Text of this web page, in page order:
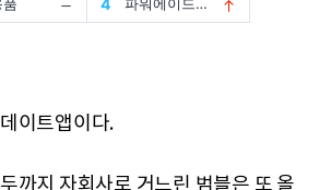
이트앱이다.
까지 자회사로 거느린 범블은 또 올